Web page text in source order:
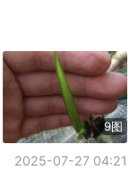
9图
2025-07-27 04:21